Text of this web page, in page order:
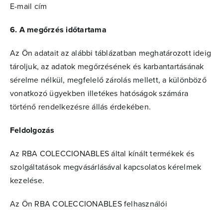
E-mail cím
6. A megőrzés időtartama
Az Ön adatait az alábbi táblázatban meghatározott ideig
tároljuk, az adatok megőrzésének és karbantartásának
sérelme nélkül, megfelelő zárolás mellett, a különböző
vonatkozó ügyekben illetékes hatóságok számára
történő rendelkezésre állás érdekében.
Feldolgozás
Az RBA COLECCIONABLES által kínált termékek és
szolgáltatások megvásárlásával kapcsolatos kérelmek
kezelése.
Az Ön RBA COLECCIONABLES felhasználói